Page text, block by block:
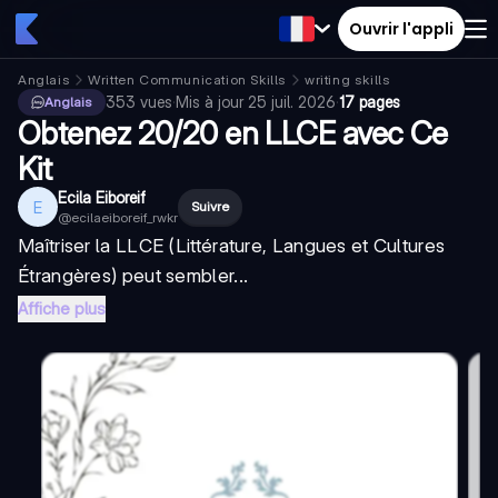
Ouvrir l'appli
Anglais Written Communication Skills
writing skills
Anglais
353 vues·Mis à jour 25 juil. 2026·17 pages
Obtenez 20/20 en LLCE avec Ce
Kit
E Ecila Eiboreif
@ecilaeiboreif_rwkr
Suivre
Maîtriser la LLCE (Littérature, Langues et Cultures
Étrangères) peut sembler...
Affiche plus